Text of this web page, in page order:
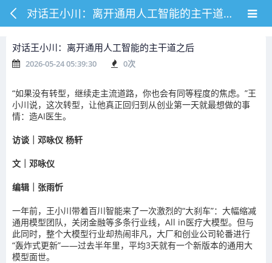
对话王小川：离开通用人工智能的主干道之后
对话王小川：离开通用人工智能的主干道之后
2026-05-24 05:39:30 0次
“如果没有转型，继续走主流道路，你也会有同等程度的焦虑。”王
小川说，这次转型，让他真正回归到从创业第一天就最想做的事
情：造AI医生。
访谈｜邓咏仪 杨轩
文｜邓咏仪
编辑｜张雨忻
一年前，王小川带着百川智能来了一次激烈的“大刹车”：大幅缩减
通用模型团队，关闭金融等多条行业线，All in医疗大模型。但与
此同时，整个大模型行业却热闹非凡，大厂和创业公司轮番进行
“轰炸式更新”——过去半年里，平均3天就有一个新版本的通用大
模型面世。